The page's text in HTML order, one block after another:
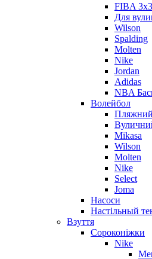
FIBA 3x3
Для
Wilson
Spalding
Molten
Nike
Jordan
Adidas
NBA
Волейбол
Mikasa
Wilson
Molten
Nike
Select
Joma
Насоси
Настільный
Взуття
Сороконіжки
Nike